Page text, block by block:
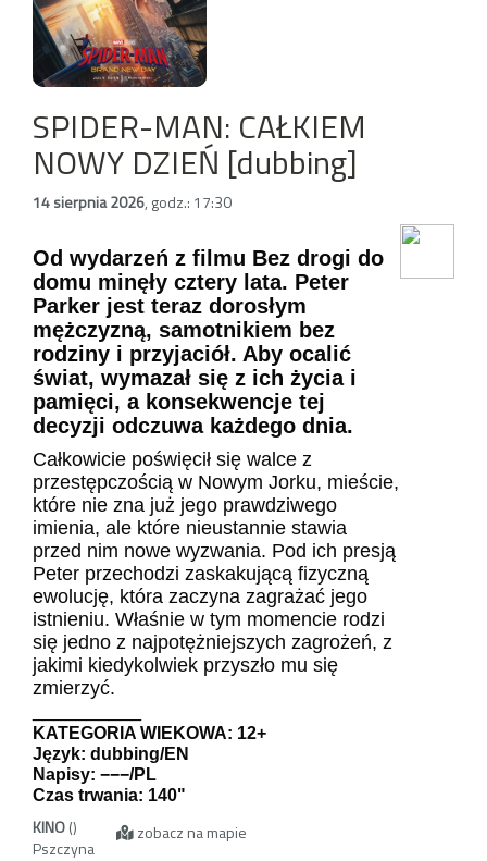
SPIDER-MAN: CAŁKIEM
NOWY DZIEŃ [dubbing]
14 sierpnia 2026, godz.: 17:30
Od wydarzeń z filmu Bez drogi do
domu minęły cztery lata. Peter
Parker jest teraz dorosłym
mężczyzną, samotnikiem bez
rodziny i przyjaciół. Aby ocalić
świat, wymazał się z ich życia i
pamięci, a konsekwencje tej
decyzji odczuwa każdego dnia.
Całkowicie poświęcił się walce z
przestępczością w Nowym Jorku, mieście,
które nie zna już jego prawdziwego
imienia, ale które nieustannie stawia
przed nim nowe wyzwania. Pod ich presją
Peter przechodzi zaskakującą fizyczną
ewolucję, która zaczyna zagrażać jego
istnieniu. Właśnie w tym momencie rodzi
się jedno z najpotężniejszych zagrożeń, z
jakimi kiedykolwiek przyszło mu się
zmierzyć.
KATEGORIA WIEKOWA: 12+
Język: dubbing/EN
Napisy: −−−/PL
Czas trwania: 140"
KINO()
Pszczyna
zobacz na mapie